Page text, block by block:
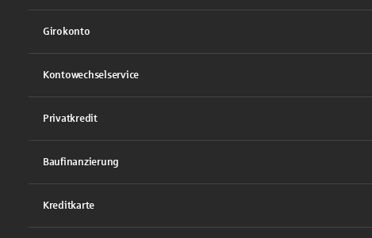
Girokonto
Kontowechselservice
Privatkredit
Baufinanzierung
Kreditkarte